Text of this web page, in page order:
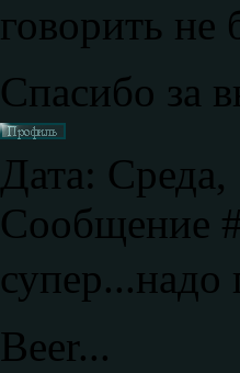
говорить не
Спасибо за
Дата:
Сообщение
супер...надо
Beer...